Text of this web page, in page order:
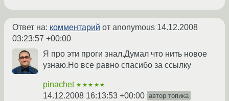
Ответ на: комментарий от anonymous 14.12.2008
03:23:57 +00:00
Я про эти проги знал.Думал что нить новое
узнаю.Но все равно спасибо за ссылку
pinachet ★★★★★
14.12.2008 16:13:53 +00:00 автор топика